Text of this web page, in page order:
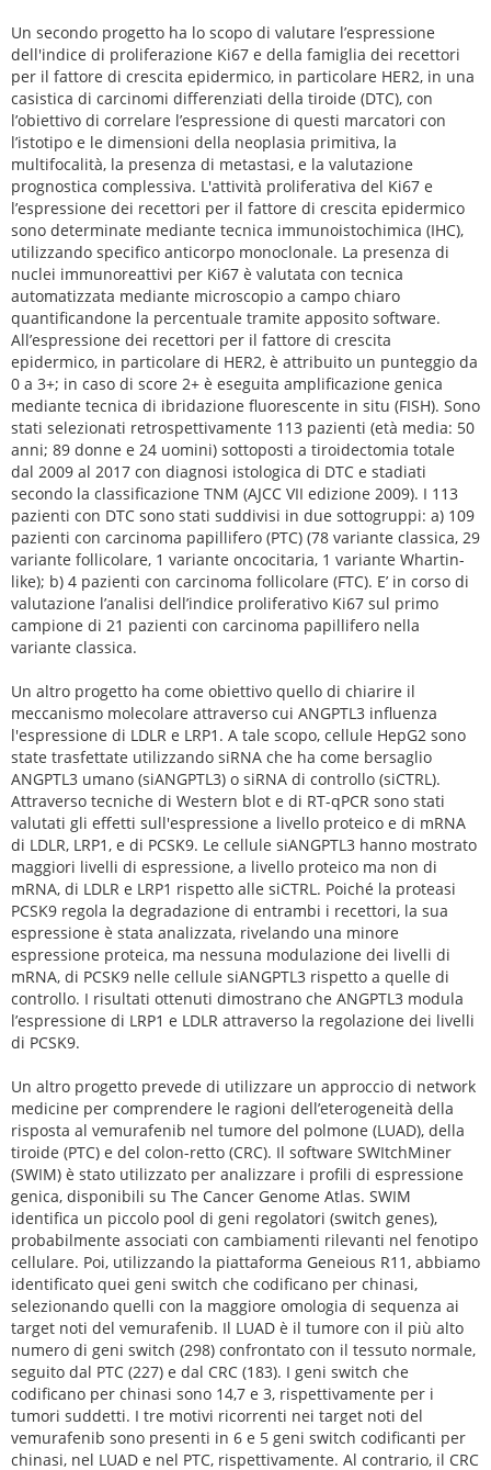
Un secondo progetto ha lo scopo di valutare l’espressione
dell'indice di proliferazione Ki67 e della famiglia dei recettori
per il fattore di crescita epidermico, in particolare HER2, in una
casistica di carcinomi differenziati della tiroide (DTC), con
l’obiettivo di correlare l’espressione di questi marcatori con
l’istotipo e le dimensioni della neoplasia primitiva, la
multifocalità, la presenza di metastasi, e la valutazione
prognostica complessiva. L'attività proliferativa del Ki67 e
l’espressione dei recettori per il fattore di crescita epidermico
sono determinate mediante tecnica immunoistochimica (IHC),
utilizzando specifico anticorpo monoclonale. La presenza di
nuclei immunoreattivi per Ki67 è valutata con tecnica
automatizzata mediante microscopio a campo chiaro
quantificandone la percentuale tramite apposito software.
All’espressione dei recettori per il fattore di crescita
epidermico, in particolare di HER2, è attribuito un punteggio da
0 a 3+; in caso di score 2+ è eseguita amplificazione genica
mediante tecnica di ibridazione fluorescente in situ (FISH). Sono
stati selezionati retrospettivamente 113 pazienti (età media: 50
anni; 89 donne e 24 uomini) sottoposti a tiroidectomia totale
dal 2009 al 2017 con diagnosi istologica di DTC e stadiati
secondo la classificazione TNM (AJCC VII edizione 2009). I 113
pazienti con DTC sono stati suddivisi in due sottogruppi: a) 109
pazienti con carcinoma papillifero (PTC) (78 variante classica, 29
variante follicolare, 1 variante oncocitaria, 1 variante Whartin-
like); b) 4 pazienti con carcinoma follicolare (FTC). E’ in corso di
valutazione l’analisi dell’indice proliferativo Ki67 sul primo
campione di 21 pazienti con carcinoma papillifero nella
variante classica.
Un altro progetto ha come obiettivo quello di chiarire il
meccanismo molecolare attraverso cui ANGPTL3 influenza
l'espressione di LDLR e LRP1. A tale scopo, cellule HepG2 sono
state trasfettate utilizzando siRNA che ha come bersaglio
ANGPTL3 umano (siANGPTL3) o siRNA di controllo (siCTRL).
Attraverso tecniche di Western blot e di RT-qPCR sono stati
valutati gli effetti sull'espressione a livello proteico e di mRNA
di LDLR, LRP1, e di PCSK9. Le cellule siANGPTL3 hanno mostrato
maggiori livelli di espressione, a livello proteico ma non di
mRNA, di LDLR e LRP1 rispetto alle siCTRL. Poiché la proteasi
PCSK9 regola la degradazione di entrambi i recettori, la sua
espressione è stata analizzata, rivelando una minore
espressione proteica, ma nessuna modulazione dei livelli di
mRNA, di PCSK9 nelle cellule siANGPTL3 rispetto a quelle di
controllo. I risultati ottenuti dimostrano che ANGPTL3 modula
l’espressione di LRP1 e LDLR attraverso la regolazione dei livelli
di PCSK9.
Un altro progetto prevede di utilizzare un approccio di network
medicine per comprendere le ragioni dell’eterogeneità della
risposta al vemurafenib nel tumore del polmone (LUAD), della
tiroide (PTC) e del colon-retto (CRC). Il software SWItchMiner
(SWIM) è stato utilizzato per analizzare i profili di espressione
genica, disponibili su The Cancer Genome Atlas. SWIM
identifica un piccolo pool di geni regolatori (switch genes),
probabilmente associati con cambiamenti rilevanti nel fenotipo
cellulare. Poi, utilizzando la piattaforma Geneious R11, abbiamo
identificato quei geni switch che codificano per chinasi,
selezionando quelli con la maggiore omologia di sequenza ai
target noti del vemurafenib. Il LUAD è il tumore con il più alto
numero di geni switch (298) confrontato con il tessuto normale,
seguito dal PTC (227) e dal CRC (183). I geni switch che
codificano per chinasi sono 14,7 e 3, rispettivamente per i
tumori suddetti. I tre motivi ricorrenti nei target noti del
vemurafenib sono presenti in 6 e 5 geni switch codificanti per
chinasi, nel LUAD e nel PTC, rispettivamente. Al contrario, il CRC